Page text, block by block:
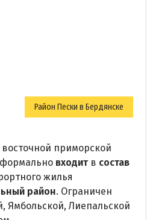
Район Пески в Бердянске
приморской
входит в состав
жилья
район. Ограничен
Ямбольской, Лиепальской